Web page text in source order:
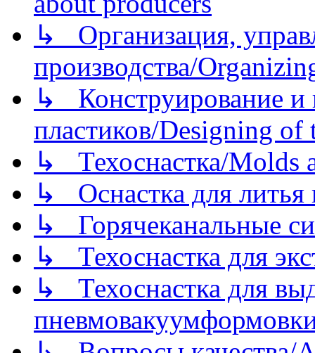
↳ Организация,
производства/
↳ Конструирование и
пластиков/Designing of
↳ Техоснастка/Molds
↳ Оснастка для литья
↳ Горячеканальные
↳ Техоснастка для
↳ Техоснастка для